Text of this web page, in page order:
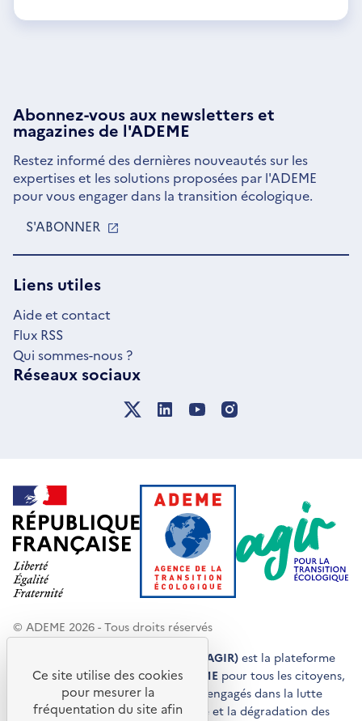
Abonnez-vous aux newsletterset
magazines de l'ADEME
Restez informé des dernières nouveautés sur les
expertises et les solutions proposées par l'ADEME
pour vous engager dans la transition écologique.
S'ABONNER
UNE
Liens utiles
Aide et contact
Flux RSS
Qui sommes-nous ?
Réseaux sociaux
© ADEME 2026 - Tous droits réservés
Agir pour la transition écologique (AGIR) est la plateforme
de conseils et de services de l'ADEME pour tous les citoyens,
acteurs économiques et territoires engagés dans la lutte
contre le réchauffement climatique et la dégradation des
Ce site utilise des cookies
pour mesurer la
fréquentation du site afin